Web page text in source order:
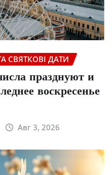
СВЯТКОВІ ДАТИ
празднуют и
воскресенье
Авг 3, 2026